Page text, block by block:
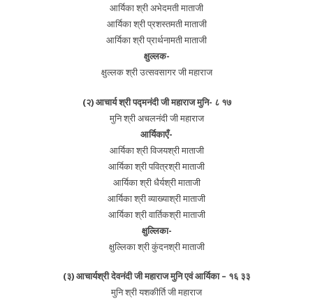
आर्यिका श्री अभेदमती माताजी
आर्यिका श्री प्रशस्तमती माताजी
आर्यिका श्री प्रार्थनामती माताजी
क्षुल्लक-
क्षुल्लक श्री उत्सवसागर जी महाराज
(२) आचार्य श्री पद्मनंदी जी महाराज मुनि- ८ १७
मुनि श्री अचलनंदी जी महाराज
आर्यिकाएँ-
आर्यिका श्री विजयश्री माताजी
आर्यिका श्री पवित्रश्री माताजी
आर्यिका श्री धैर्यश्री माताजी
आर्यिका श्री व्याख्याश्री माताजी
आर्यिका श्री वार्तिकश्री माताजी
क्षुल्लिका-
क्षुल्लिका श्री कुंदनश्री माताजी
(३) आचार्यश्री देवनंदी जी महाराज मुनि एवं आर्यिका – १६ ३३
मुनि श्री यशकीर्ति जी महाराज